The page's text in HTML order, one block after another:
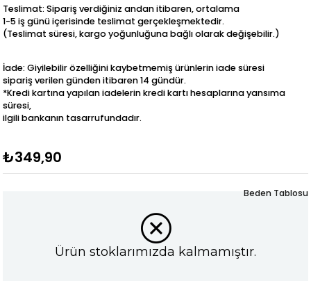
Teslimat: Sipariş verdiğiniz andan itibaren, ortalama
1-5 iş günü içerisinde teslimat gerçekleşmektedir.
(Teslimat süresi, kargo yoğunluğuna bağlı olarak değişebilir.)
İade: Giyilebilir özelliğini kaybetmemiş ürünlerin iade süresi
sipariş verilen günden itibaren 14 gündür.
*Kredi kartına yapılan iadelerin kredi kartı hesaplarına yansıma
süresi,
ilgili bankanın tasarrufundadır.
₺349,90
Ürün stoklarımızda kalmamıştır.
Beden Tablosu